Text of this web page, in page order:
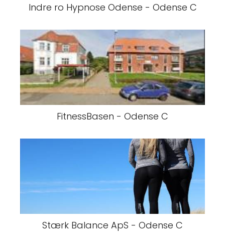
Indre ro Hypnose Odense - Odense C
FitnessBasen - Odense C
Stærk Balance ApS - Odense C